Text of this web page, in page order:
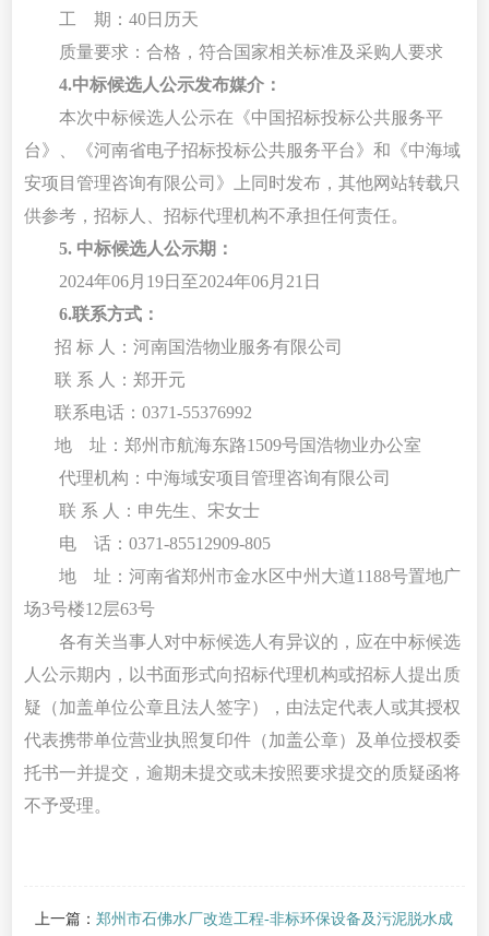
工
期：40日历天
质量要求：合格，符合国家相关标准及采购人要求
4.中标候选人公示发布媒介：
本次中标候选人公示在《中国招标投标公共服务平
台》、《河南省电子招标投标公共服务平台》和《中海域
安项目管理咨询有限公司》上同时发布，其他网站转载只
供参考，招标人、招标代理机构不承担任何责任。
5. 中标候选人公示期：
2024年06月19日至2024年06月21日
6.联系方式：
招 标 人：河南国浩物业服务有限公司
联 系 人：郑开元
联系电话：0371-55376992
地
址：郑州市航海东路1509号国浩物业办公室
代理机构：中海域安项目管理咨询有限公司
联 系 人：申先生、宋女士
电
话：0371-85512909-805
地
址：河南省郑州市金水区中州大道1188号置地广
场3号楼12层63号
各有关当事人对中标候选人有异议的，应在中标候选
人公示期内，以书面形式向招标代理机构或招标人提出质
疑（加盖单位公章且法人签字），由法定代表人或其授权
代表携带单位营业执照复印件（加盖公章）及单位授权委
托书一并提交，逾期未提交或未按照要求提交的质疑函将
不予受理。
上一篇：郑州市石佛水厂改造工程-非标环保设备及污泥脱水成